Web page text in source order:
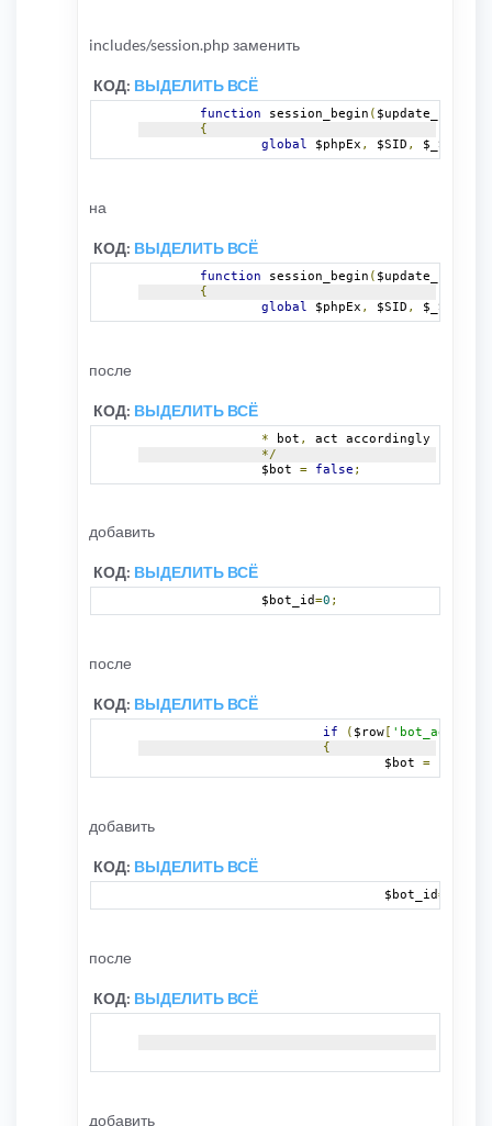
includes/session.php заменить
КОД: ВЫДЕЛИТЬ ВСЁ
function session_begin (
{
global $phpEx , $SID , $_SID
на
КОД: ВЫДЕЛИТЬ ВСЁ
function session_begin (
{
global $phpEx , $SID , $_SID
после
КОД: ВЫДЕЛИТЬ ВСЁ
* bot ,
act accordingly
*/
		$bot
= false ;
добавить
КОД: ВЫДЕЛИТЬ ВСЁ
		$bot_id
=0 ;
после
КОД: ВЫДЕЛИТЬ ВСЁ
if ( $row 'bot_agent'
{
				$bot
=
добавить
КОД: ВЫДЕЛИТЬ ВСЁ
				$bot_id
=
после
КОД: ВЫДЕЛИТЬ ВСЁ
добавить